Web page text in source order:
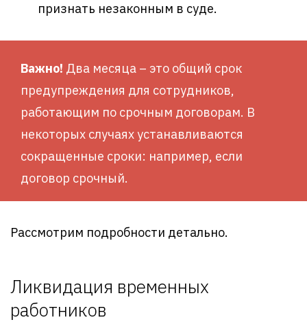
признать незаконным в суде.
Важно! Два месяца – это общий срок
предупреждения для сотрудников,
работающим по срочным договорам. В
некоторых случаях устанавливаются
сокращенные сроки: например, если
договор срочный.
Рассмотрим подробности детально.
Ликвидация временных
работников